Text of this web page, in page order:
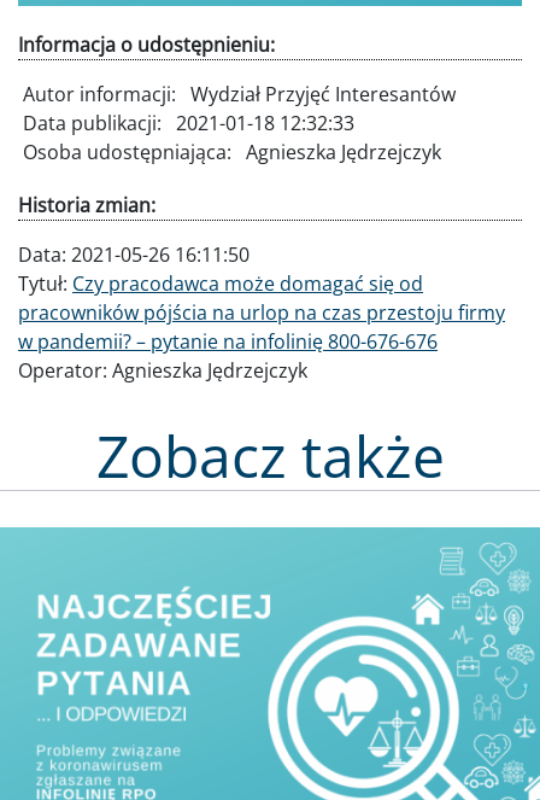
Informacja o udostępnieniu:
Autor informacji: Wydział Przyjęć Interesantów
Data publikacji: 2021-01-18 12:32:33
Osoba udostępniająca: Agnieszka Jędrzejczyk
Historia zmian:
Data: 2021-05-26 16:11:50
Tytuł: Czy pracodawca może domagać się od
pracowników pójścia na urlop na czas przestoju firmy
w pandemii? – pytanie na infolinię 800-676-676
Operator: Agnieszka Jędrzejczyk
Zobacz także